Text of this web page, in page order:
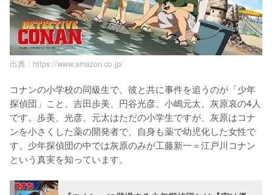
出典 : https://www.amazon.co.jp/
コナンの小学校の同級生で、彼と共に事件を追うのが「少年
探偵団」こと、吉田歩美、円谷光彦、小嶋元太、灰原哀の4人
です。歩美、光彦、元太はただの小学生ですが、灰原はコナ
ンを小さくした薬の開発者で、自身も薬で幼児化した女性で
す。少年探偵団の中では灰原のみが工藤新一＝江戸川コナン
という真実を知っています。